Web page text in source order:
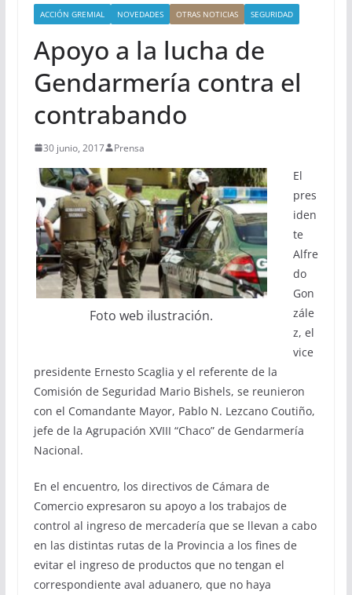
ACCIÓN GREMIAL NOVEDADES OTRAS NOTICIAS SEGURIDAD
Apoyo a la lucha de
Gendarmería contra el
contrabando
30 junio, 2017 Prensa
Foto web ilustración.
El
pres
iden
te
Alfre
do
Gon
zále
z, el
vice
presidente Ernesto Scaglia y el referente de la
Comisión de Seguridad Mario Bishels, se reunieron
con el Comandante Mayor, Pablo N. Lezcano Coutiño,
jefe de la Agrupación XVIII “Chaco” de Gendarmería
Nacional.
En el encuentro, los directivos de Cámara de
Comercio expresaron su apoyo a los trabajos de
control al ingreso de mercadería que se llevan a cabo
en las distintas rutas de la Provincia a los fines de
evitar el ingreso de productos que no tengan el
correspondiente aval aduanero, que no haya